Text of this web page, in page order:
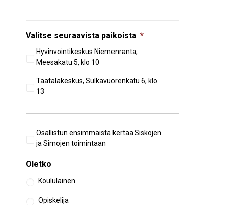
Valitse seuraavista paikoista *
Hyvinvointikeskus Niemenranta,
Meesakatu 5, klo 10
Taatalakeskus, Sulkavuorenkatu 6, klo
13
Aiempi
osallistuminen
Osallistun ensimmäistä kertaa Siskojen
ja Simojen toimintaan
Oletko
Koululainen
Opiskelija